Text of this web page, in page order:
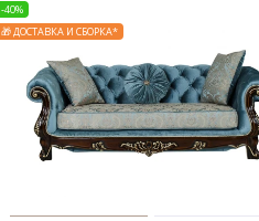
-40%
🎁 ДОСТАВКА И СБОРКА*